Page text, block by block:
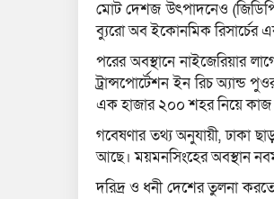
মোট দেশজ উৎপাদনেও
ব্যুরো অব ইকোনমিক রিসার্চের
পরের অবস্থানে নাইজেরিয়ার
ট্রান্সপোর্টেশন ইন রিচ অ্যান্ড
এক হাজার ২০০ শহর নিয়ে কাজ
গবেষণার তথ্য অনুযায়ী, ঢাকা
আছে। ময়মনসিংহের অবস্থান
দরিদ্র ও ধনী দেশের তুলনা